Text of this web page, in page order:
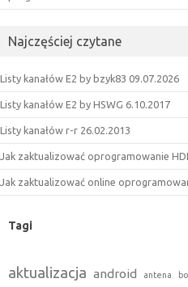
Najczęściej czytane
Listy kanałów E2 by bzyk83 09.07.2026
Listy kanałów E2 by HSWG 6.10.2017
Listy kanałów r-r 26.02.2013
Jak zaktualizować oprogramowanie
Jak zaktualizować online
Tagi
aktualizacja android antena